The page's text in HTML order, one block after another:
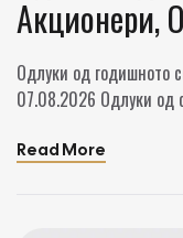
Акционери,
Одлуки од годишното
07.08.2026 Одлуки од
Read More